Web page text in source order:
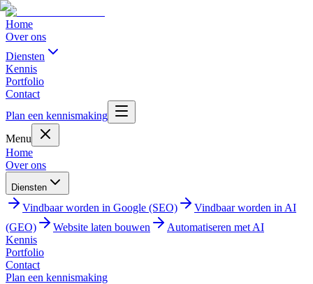
Home
Over ons
Diensten
Kennis
Portfolio
Contact
Plan een kennismaking
Menu
Home
Over ons
Diensten
Vindbaar worden in Google (SEO)
Vindbaar worden in AI
(GEO)
Website laten bouwen
Automatiseren met AI
Kennis
Portfolio
Contact
Plan een kennismaking